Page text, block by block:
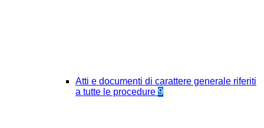
Atti e documenti di carattere generale riferiti
a tutte le procedure 9